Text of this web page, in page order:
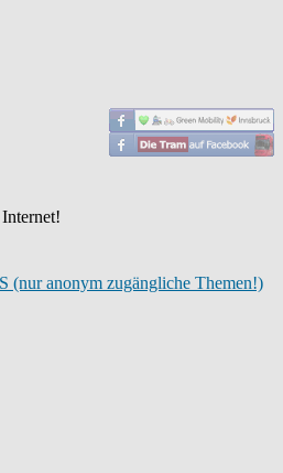
(nur anonym zugängliche Themen!)